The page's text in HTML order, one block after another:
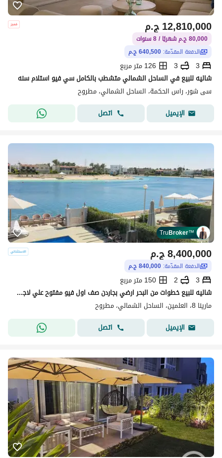
ج.م12,810,000
80,000 ج.م شهريًا / 8 سنوات
الدفعة المقدّمة: 640,500 ج.م
3
3
126 متر مربع
شاليه للبيع في الساحل الشمالي متشطب بالكامل سي فيو استلام سنه
سى شور، راس الحكمة، الساحل الشمالي، مطروح
الإيميل
اتصل
TruBroker™
ج.م8,400,000
الدفعة المقدّمة: 840,000 ج.م
3
2
150 متر مربع
شاليه للبيع خطوات من البحر ارضي بجاردن صف اول فيو مفتوح علي لاجون دقائق من مراسي و الحي اللاتيني الساحل الشمالي Marina8 North Coast
مارينا 8، العلمين، الساحل الشمالي، مطروح
الإيميل
اتصل